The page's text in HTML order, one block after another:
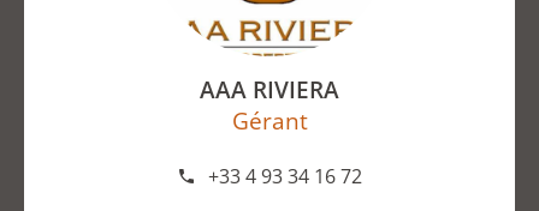
AAA RIVIERA
Gérant
+33 4 93 34 16 72